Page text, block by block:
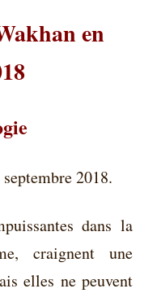
en
2018.
dans la
craignent une
elles ne peuvent